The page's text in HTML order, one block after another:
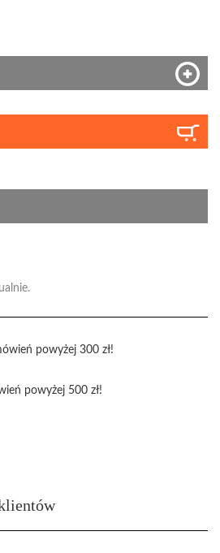
powyżej 300 zł!
powyżej 500 zł!